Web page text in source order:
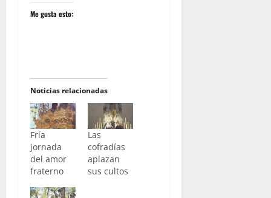
Me gusta esto:
Noticias relacionadas
Fría
jornada
del amor
fraterno
Las
cofradías
aplazan
sus cultos